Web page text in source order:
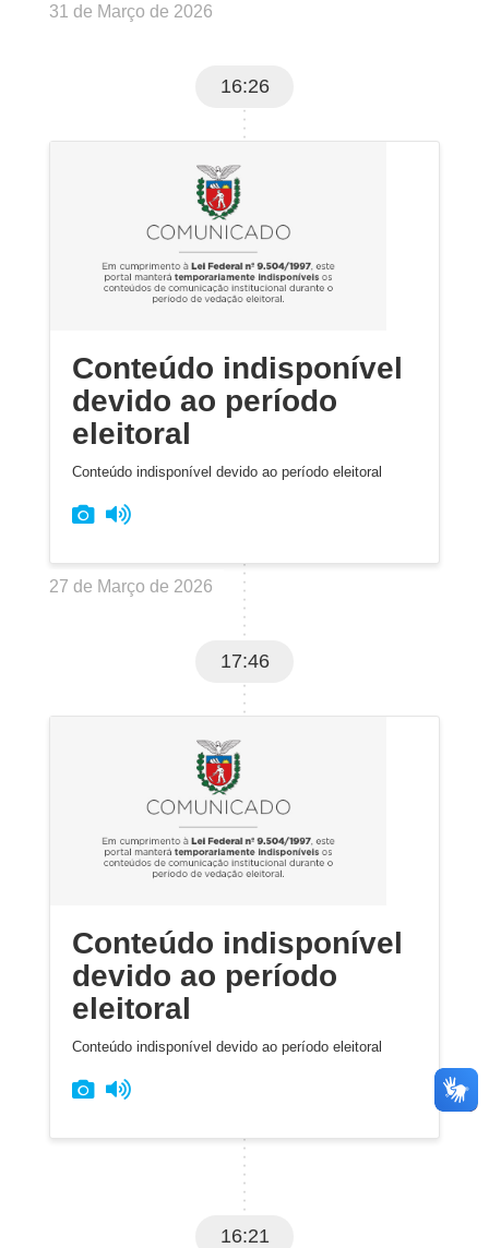
31 de Março de 2026
16:26
Conteúdo indisponível
devido ao período
eleitoral
Conteúdo indisponível devido ao período eleitoral
27 de Março de 2026
17:46
Conteúdo indisponível
devido ao período
eleitoral
Conteúdo indisponível devido ao período eleitoral
16:21